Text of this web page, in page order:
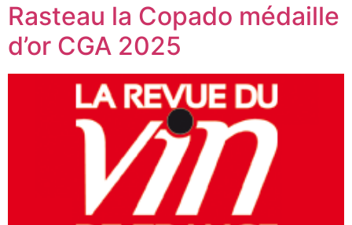
Rasteau la Copado médaille
d’or CGA 2025